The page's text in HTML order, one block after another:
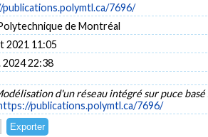
7696/
de Montréal
2021 11:05
2024 22:38
d'un réseau intégré sur puce
publications.polymtl.ca/7696/